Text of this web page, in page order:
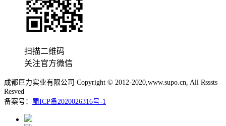
扫描二维码
关注官方微信
成都巨力实业有限公司 Copyright © 2012-2020,www.supo.cn, All Rsssts
Resved
备案号： 蜀ICP备2020026316号-1